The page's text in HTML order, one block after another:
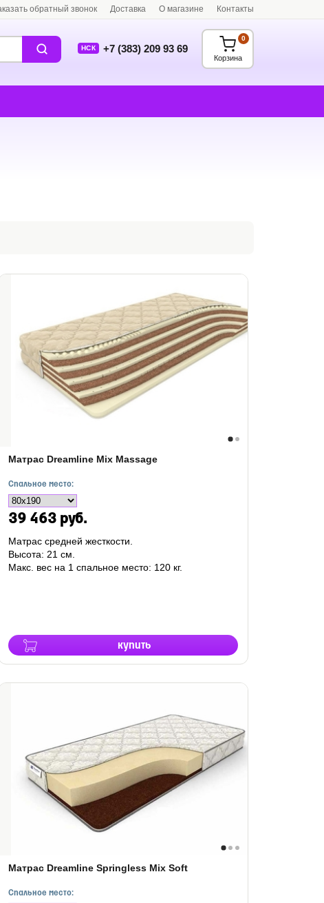
обратный звонок Доставка О магазине Контакты
НСК +7 (383) 209 93 69
Корзина
0
Матрас Dreamline Mix Massage
Спальное место:
39 463 руб.
купить
Матрас средней жесткости.
Высота: 21 см.
Макс. вес на 1 спальное место: 120 кг.
Матрас Dreamline Springless Mix Soft
Спальное место: